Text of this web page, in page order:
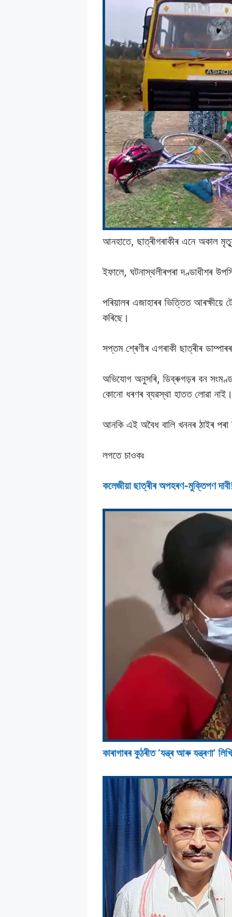
আনহাতে, ছাত্ৰীগৰাকীৰ এনে অকাল
ইফালে, ঘটনাস্থলীৰপৰা দণ্ডাধীশৰ
পৰিয়ালৰ এজাহাৰৰ ভিত্তিত আৰক্ষীয়ে
কৰিছে।
সপ্তম শ্ৰেণীৰ এগৰাকী ছাত্ৰীৰ
অভিযােগ অনুসৰি, ডিব্ৰুগড়ৰ বন
কোনো ধৰণৰ ব্যৱস্থা হাতত লোৱা নাই।
আনকি এই অবৈধ বালি খননৰ ঠাইৰ পৰা
লগতে চাওকঃ
কলেজীয়া ছাত্ৰীৰ অপহৰণ-মুক্তিপণ
কাৰাগাৰৰ কুঠৰীত ‘যন্ত্ৰ আৰু যন্ত্ৰণা’